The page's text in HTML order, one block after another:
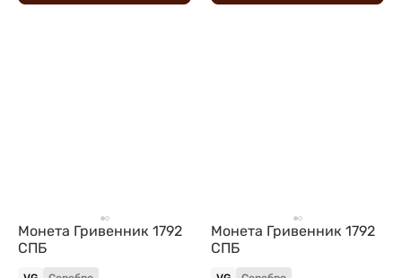
Монета Гривенник 1792
СПБ
Монета Гривенник 1792
СПБ